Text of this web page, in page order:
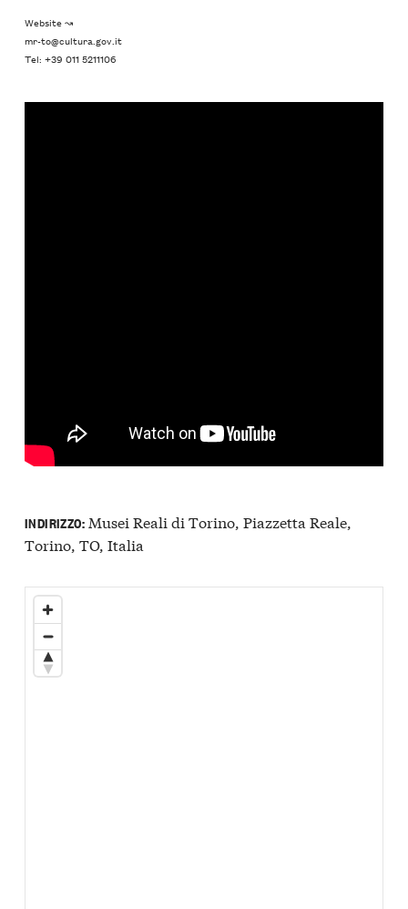
Website ↝
mr-to@cultura.gov.it
Tel: +39 011 5211106
INDIRIZZO:Musei Reali di Torino, Piazzetta Reale,
Torino, TO, Italia